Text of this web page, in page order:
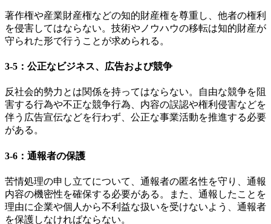
著作権や産業財産権などの知的財産権を尊重し、他者の権利
を侵害してはならない。技術やノウハウの移転は知的財産が
守られた形で行うことが求められる。
3-5：公正なビジネス、広告および競争
反社会的勢力とは関係を持ってはならない。自由な競争を阻
害する行為や不正な競争行為、内容の誤認や権利侵害などを
伴う広告宣伝などを行わず、公正な事業活動を推進する必要
がある。
3-6：通報者の保護
苦情処理の申し立てについて、通報者の匿名性を守り、通報
内容の機密性を確保する必要がある。また、通報したことを
理由に企業や個人から不利益な扱いを受けないよう、通報者
を保護しなければならない。